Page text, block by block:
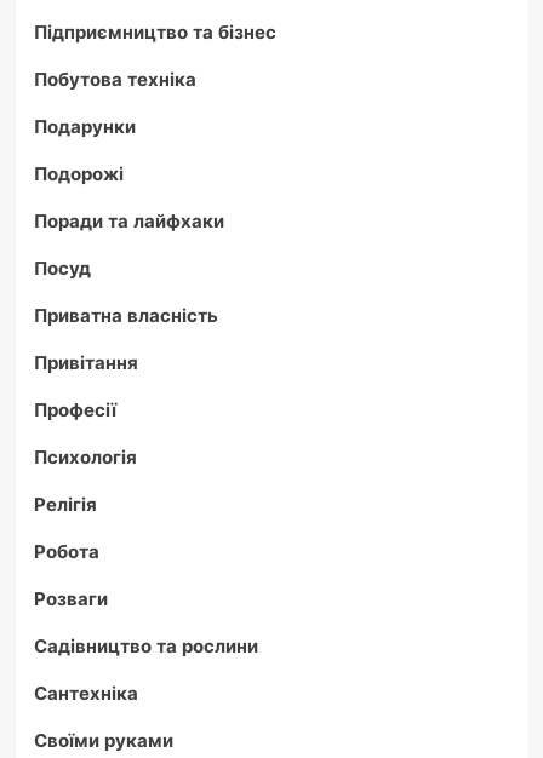
Підприємництво та бізнес
Побутова техніка
Подарунки
Подорожі
Поради та лайфхаки
Посуд
Приватна власність
Привітання
Професії
Психологія
Релігія
Робота
Розваги
Садівництво та рослини
Сантехніка
Своїми руками